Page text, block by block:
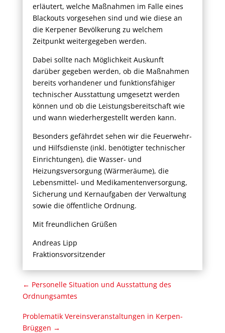
erläutert, welche Maßnahmen im Falle eines
Blackouts vorgesehen sind und wie diese an
die Kerpener Bevölkerung zu welchem
Zeitpunkt weitergegeben werden.
Dabei sollte nach Möglichkeit Auskunft
darüber gegeben werden, ob die Maßnahmen
bereits vorhandener und funktionsfähiger
technischer Ausstattung umgesetzt werden
können und ob die Leistungsbereitschaft wie
und wann wiederhergestellt werden kann.
Besonders gefährdet sehen wir die Feuerwehr-
und Hilfsdienste (inkl. benötigter technischer
Einrichtungen), die Wasser- und
Heizungsversorgung (Wärmeräume), die
Lebensmittel- und Medikamentenversorgung,
Sicherung und Kernaufgaben der Verwaltung
sowie die öffentliche Ordnung.
Mit freundlichen Grüßen
Andreas Lipp
Fraktionsvorsitzender
← Personelle Situation und Ausstattung des
Ordnungsamtes
Problematik Vereinsveranstaltungen in Kerpen-
Brüggen →